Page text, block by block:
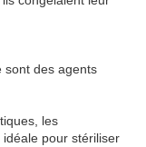
sont des agents
les
pour stériliser